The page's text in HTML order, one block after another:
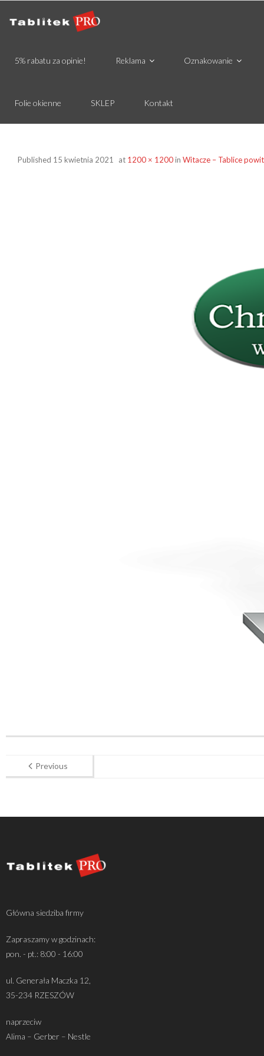
5% rabatu za opinie! Reklama Oznakowanie
Folie okienne SKLEP Kontakt
Published 15 kwietnia 2021 at 1200 × 1200in Witacze – Tablice
Previous
Główna siedziba firmy
Zapraszamy w godzinach:
pon. - pt.: 8:00 - 16:00
ul. Generała Maczka 12,
35-234 RZESZÓW
naprzeciw
Alima – Gerber – Nestle